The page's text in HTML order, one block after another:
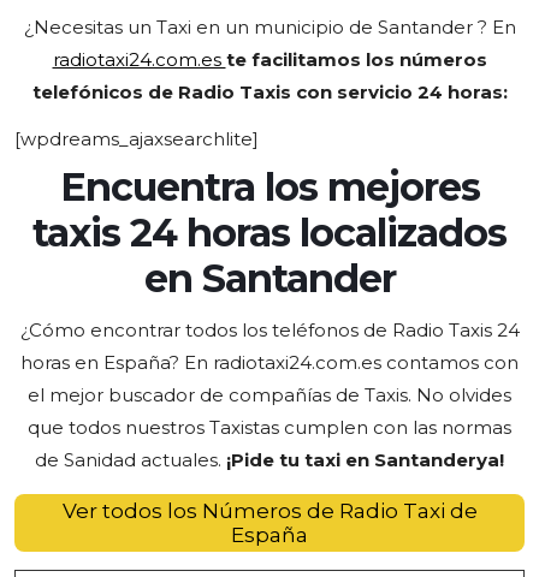
¿Necesitas un Taxi en un municipio de Santander ? En
radiotaxi24.com.es te facilitamos los números
telefónicos de Radio Taxis con servicio 24 horas:
[wpdreams_ajaxsearchlite]
Encuentra los mejores
taxis 24 horas localizados
en Santander
¿Cómo encontrar todos los teléfonos de Radio Taxis 24
horas en España? En radiotaxi24.com.es contamos con
el mejor buscador de compañías de Taxis. No olvides
que todos nuestros Taxistas cumplen con las normas
de Sanidad actuales. ¡Pide tu taxi en Santanderya!
Ver todos los Números de Radio Taxi de
España